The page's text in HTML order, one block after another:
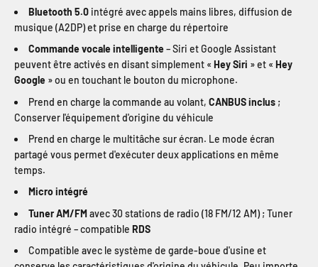
Bluetooth 5.0 intégré avec appels mains libres, diffusion de
musique (A2DP) et prise en charge du répertoire
Commande vocale intelligente – Siri et Google Assistant
peuvent être activés en disant simplement « Hey Siri » et « Hey
Google » ou en touchant le bouton du microphone.
Prend en charge la commande au volant, CANBUS inclus ;
Conserver l'équipement d'origine du véhicule
Prend en charge le multitâche sur écran. Le mode écran
partagé vous permet d'exécuter deux applications en même
temps.
Micro intégré
Tuner AM/FMavec 30 stations de radio (18 FM/12 AM) ; Tuner
radio intégré – compatible RDS
Compatible avec le système de garde-boue d'usine et